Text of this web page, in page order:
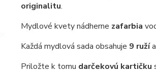
originalitu.
Mydlové kvety nádherne zafarbia
Každá mydlová sada obsahuje 9 ružía
Priložte k tomu darčekovú kartičku